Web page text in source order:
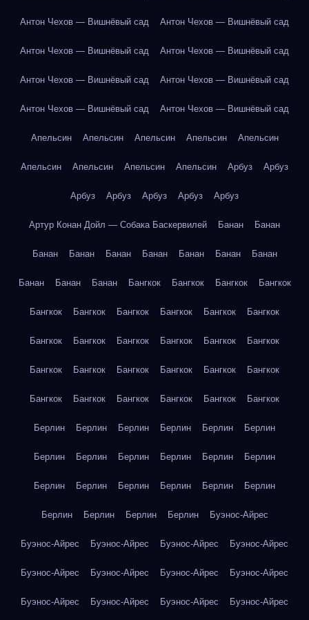
Антон Чехов — Вишнёвый сад Антон Чехов — Вишнёвый сад
Антон Чехов — Вишнёвый сад Антон Чехов — Вишнёвый сад
Антон Чехов — Вишнёвый сад Антон Чехов — Вишнёвый сад
Антон Чехов — Вишнёвый сад Антон Чехов — Вишнёвый сад
Апельсин Апельсин Апельсин Апельсин Апельсин
Апельсин Апельсин Апельсин Апельсин Арбуз Арбуз
Арбуз Арбуз Арбуз Арбуз Арбуз
Артур Конан Дойл — Собака Баскервилей Банан Банан
Банан Банан Банан Банан Банан Банан Банан
Банан Банан Банан Бангкок Бангкок Бангкок Бангкок
Бангкок Бангкок Бангкок Бангкок Бангкок Бангкок
Бангкок Бангкок Бангкок Бангкок Бангкок Бангкок
Бангкок Бангкок Бангкок Бангкок Бангкок Бангкок
Бангкок Бангкок Бангкок Бангкок Бангкок Бангкок
Берлин Берлин Берлин Берлин Берлин Берлин
Берлин Берлин Берлин Берлин Берлин Берлин
Берлин Берлин Берлин Берлин Берлин Берлин
Берлин Берлин Берлин Берлин Буэнос-Айрес
Буэнос-Айрес Буэнос-Айрес Буэнос-Айрес Буэнос-Айрес
Буэнос-Айрес Буэнос-Айрес Буэнос-Айрес Буэнос-Айрес
Буэнос-Айрес Буэнос-Айрес Буэнос-Айрес Буэнос-Айрес